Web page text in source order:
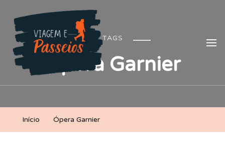
Viagem e Passeios
Lá vem aventura!
TAGS
Ópera Garnier
Início Ópera Garnier